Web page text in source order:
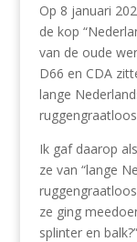
Op 8 januari
de kop
van de oude
D66 en CDA
lange
Ik gaf daarop als
ze van “lange
ze ging
splinter en balk?”